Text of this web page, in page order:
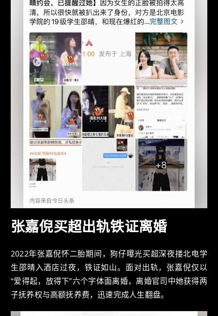
张嘉倪买超出轨铁证离婚
2022年张嘉倪怀二胎期间，狗仔曝光买超深夜搂北电学
生邵晴入酒店过夜，铁证如山。面对出轨，张嘉倪仅以
“爱得起，放得下”六个字体面离婚，离婚官司中她获得两
子抚养权与高额抚养费，迅速完成人生翻盘。